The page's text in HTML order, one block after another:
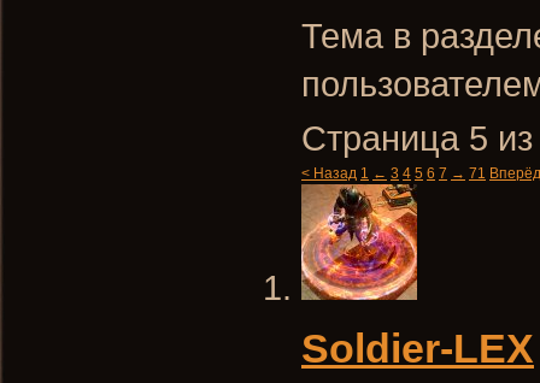
Тема в
Страница 5
< Назад 1 ← 3 4 5 6 7 → 71
Soldier-LEX